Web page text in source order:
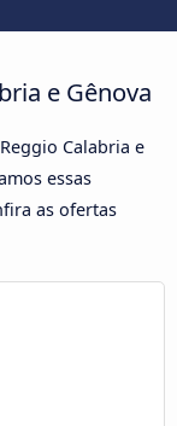
e Gênova
Calabria e
essas
as ofertas